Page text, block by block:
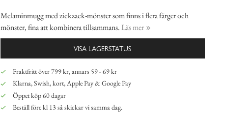
Melaminmugg med zickzack-mönster som finns i flera färger och
mönster, fina att kombinera tillsammans. Läs mer
VISA LAGERSTATUS
Fraktfritt över 799 kr, annars 59 - 69 kr
Klarna, Swish, kort, Apple Pay & Google Pay
Öppet köp 60 dagar
Beställ före kl 13 så skickar vi samma dag.